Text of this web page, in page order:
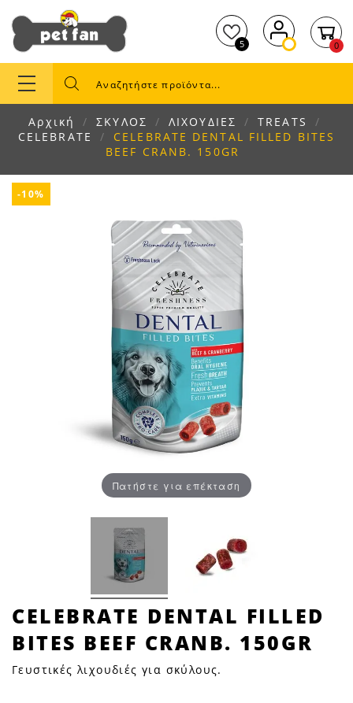
5 0
Αρχική ΣΚΥΛΟΣ ΛΙΧΟΥΔΙΕΣ
TREATS
CELEBRATE
CELEBRATE DENTAL FILLED BITES
BEEF CRANB. 150GR
-10%
Πατήστε για επέκταση
CELEBRATE
DENTAL
FILLED
BITES
CELEBRATE DENTAL FILLED
BITES BEEF CRANB. 150GR
Γευστικές λιχουδιές για σκύλους.